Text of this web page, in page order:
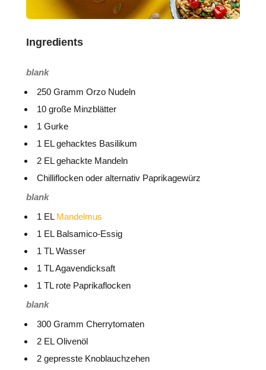
Ingredients
blank
250 Gramm Orzo Nudeln
10 große Minzblätter
1 Gurke
1 EL gehacktes Basilikum
2 EL gehackte Mandeln
Chilliflocken oder alternativ Paprikagewürz
blank
1 EL Mandelmus
1 EL Balsamico-Essig
1 TL Wasser
1 TL Agavendicksaft
1 TL rote Paprikaflocken
blank
300 Gramm Cherrytomaten
2 EL Olivenöl
2 gepresste Knoblauchzehen